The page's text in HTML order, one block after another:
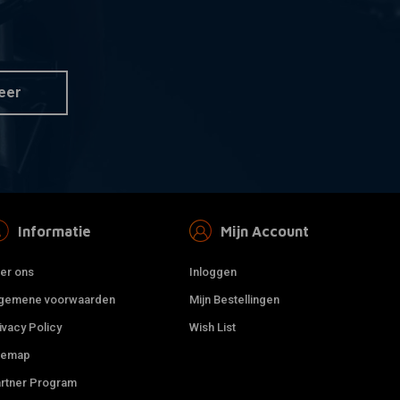
aan winkelwagen
aan winkelwagen
Informatie
ons
voorwaarden
Policy
Program
Mijn Account
Inloggen
Mijn Bestellingen
Wish List